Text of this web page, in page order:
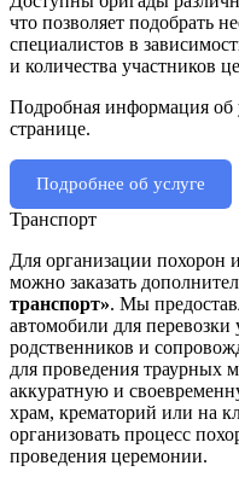
что позволяет подобрать
специалистов в
и количества участников
Подробная информация об
странице.
Подробнее об услуге
Транспорт
Для организации похорон
можно заказать
транспорт». Мы
автомобили для перевозки
родственников и
для проведения траурных
аккуратную и
храм, крематорий или на
организовать процесс
проведения церемонии.